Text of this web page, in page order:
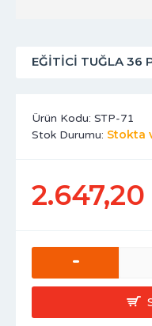
EĞITICI TUĞLA 36
Ürün Kodu: STP-71
Stok Durumu: Stokta
-